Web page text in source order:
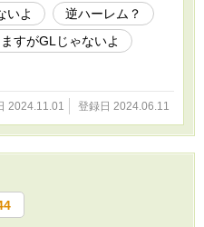
いよ
逆ハーレム？
すがGLじゃないよ
2024.11.01 登録日 2024.06.11